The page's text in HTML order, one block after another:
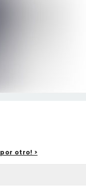
otro! >